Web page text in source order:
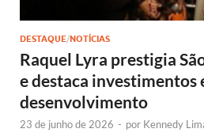
DESTAQUE/NOTÍCIAS
Raquel Lyra prestigia
e destaca investimentos
desenvolvimento
23 de junho de 2026 - por Kennedy